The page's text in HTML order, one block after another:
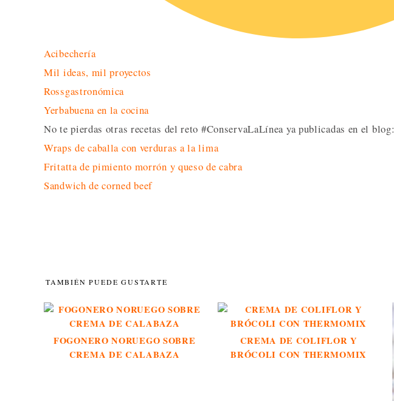
Acibechería
Mil ideas, mil proyectos
Rossgastronómica
Yerbabuena en la cocina
No te pierdas otras recetas del reto #ConservaLaLínea ya publicadas en el blog:
Wraps de caballa con verduras a la lima
Fritatta de pimiento morrón y queso de cabra
Sandwich de corned beef
TAMBIÉN PUEDE GUSTARTE
FOGONERO NORUEGO SOBRE
CREMA DE CALABAZA
CREMA DE COLIFLOR Y
BRÓCOLI CON THERMOMIX